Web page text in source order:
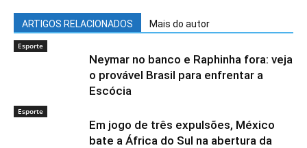
ARTIGOS RELACIONADOS Mais do autor
Esporte
Neymar no banco e Raphinha fora: veja
o provável Brasil para enfrentar a
Escócia
Esporte
Em jogo de três expulsões, México
bate a África do Sul na abertura da